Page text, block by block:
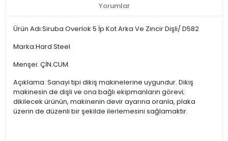
Yorumlar
Ürün Adı:Siruba Overlok 5 İp Kot Arka Ve Zincir Dişli/ D582
Marka:Hard Steel
Menşei: ÇİN.CUM.
Açıklama: Sanayi tipi dikiş makinelerine uygundur. Dikiş
makinesin de dişli ve ona bağlı ekipmanların görevi;
dikilecek ürünün, makinenin devir ayarına oranla, plaka
üzerin de düzenli bir şekilde ilerlemesini sağlamaktır.